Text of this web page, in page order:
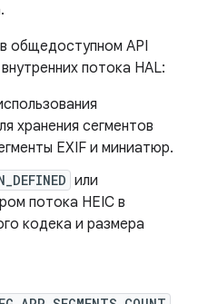
общедоступном API
потока HAL:
хранения сегментов
EXIF ​​и миниатюр.
или
потока HEIC в
кодека и размера